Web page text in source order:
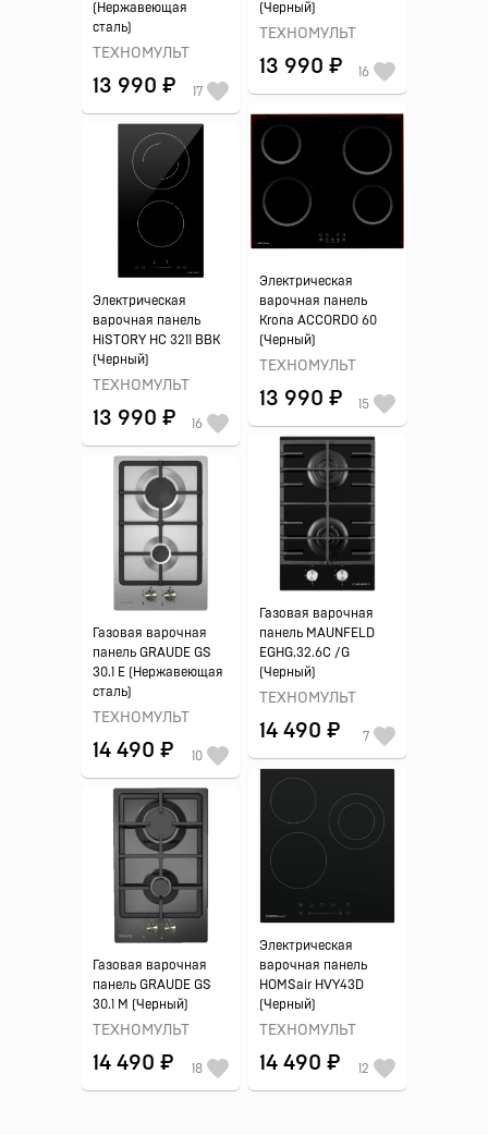
(Нержавеющая
сталь)
ТЕХНОМУЛЬТ
13 990 ₽ 17
(Черный)
ТЕХНОМУЛЬТ
13 990 ₽ 16
Электрическая
варочная панель
Krona ACCORDO 60
(Черный)
ТЕХНОМУЛЬТ
13 990 ₽ 15
Электрическая
варочная панель
HiSTORY HС 3211 BBK
(Черный)
ТЕХНОМУЛЬТ
13 990 ₽ 16
Газовая варочная
панель MAUNFELD
EGHG.32.6C /G
(Черный)
ТЕХНОМУЛЬТ
14 490 ₽ 7
Газовая варочная
панель GRAUDE GS
30.1 E (Нержавеющая
сталь)
ТЕХНОМУЛЬТ
14 490 ₽ 10
Электрическая
варочная панель
HOMSair HVY43D
(Черный)
ТЕХНОМУЛЬТ
14 490 ₽ 12
Газовая варочная
панель GRAUDE GS
30.1 M (Черный)
ТЕХНОМУЛЬТ
14 490 ₽ 18